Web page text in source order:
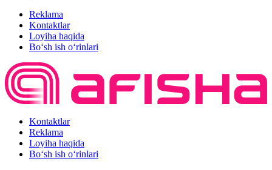
Reklama
Kontaktlar
Loyiha haqida
Bo‘sh ish o‘rinlari
Kontaktlar
Reklama
Loyiha haqida
Bo‘sh ish o‘rinlari